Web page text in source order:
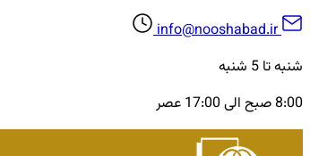
info@nooshabad.ir
شنبه تا 5 شنبه
8:00 صبح الی 17:00 عصر